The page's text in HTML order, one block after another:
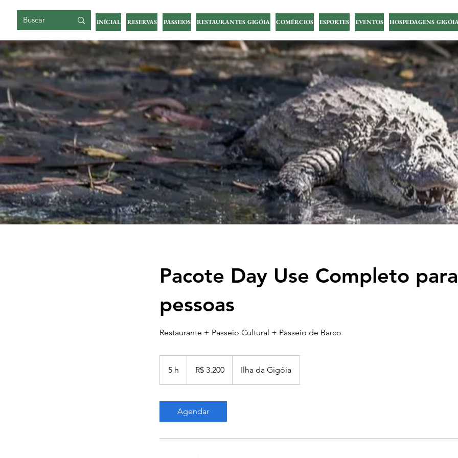
INÍCIAL RESERVAS PASSEIOS RESTAURANTES GIGÓIA COMÉRCIOS ESPORTES EVENTOS HOSPEDAGENS
Pacote Day Use Completo
pessoas
Restaurante + Passeio Cultural + Passeio de Barco
5 h
h
brasileiros
R$ 3.200 Ilha da Gigóia
Agendar